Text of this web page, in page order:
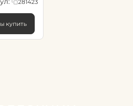
281423
купить